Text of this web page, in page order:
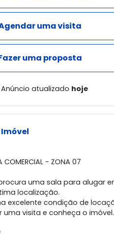
uma visita
uma proposta
Anúncio atualizado hoje
COMERCIAL - ZONA 07
uma sala para alugar
localização.
excelente condição de
uma visita e conheça o imóvel.